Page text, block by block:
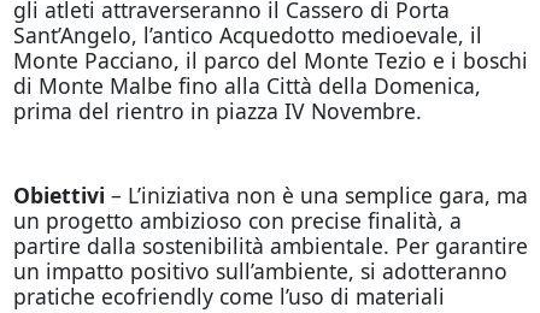
gli atleti attraverseranno il Cassero di Porta
Sant’Angelo, l’antico Acquedotto medioevale, il
Monte Pacciano, il parco del Monte Tezio e i boschi
di Monte Malbe fino alla Città della Domenica,
prima del rientro in piazza IV Novembre.
Obiettivi – L’iniziativa non è una semplice gara, ma
un progetto ambizioso con precise finalità, a
partire dalla sostenibilità ambientale. Per garantire
un impatto positivo sull’ambiente, si adotteranno
pratiche ecofriendly come l’uso di materiali